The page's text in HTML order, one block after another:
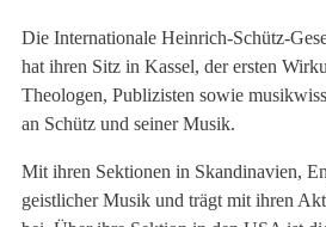
Die Internationale Heinrich-Schütz-
hat ihren Sitz in Kassel, der ersten
Theologen, Publizisten sowie
an Schütz und seiner Musik.
Mit ihren Sektionen in Skandinavien,
geistlicher Musik und trägt mit ihren